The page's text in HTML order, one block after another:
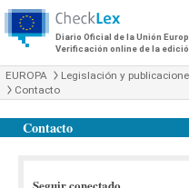
Diario Oficial de la Unión
Verificación online de la
EUROPA Legislación y
Contacto
Contacto